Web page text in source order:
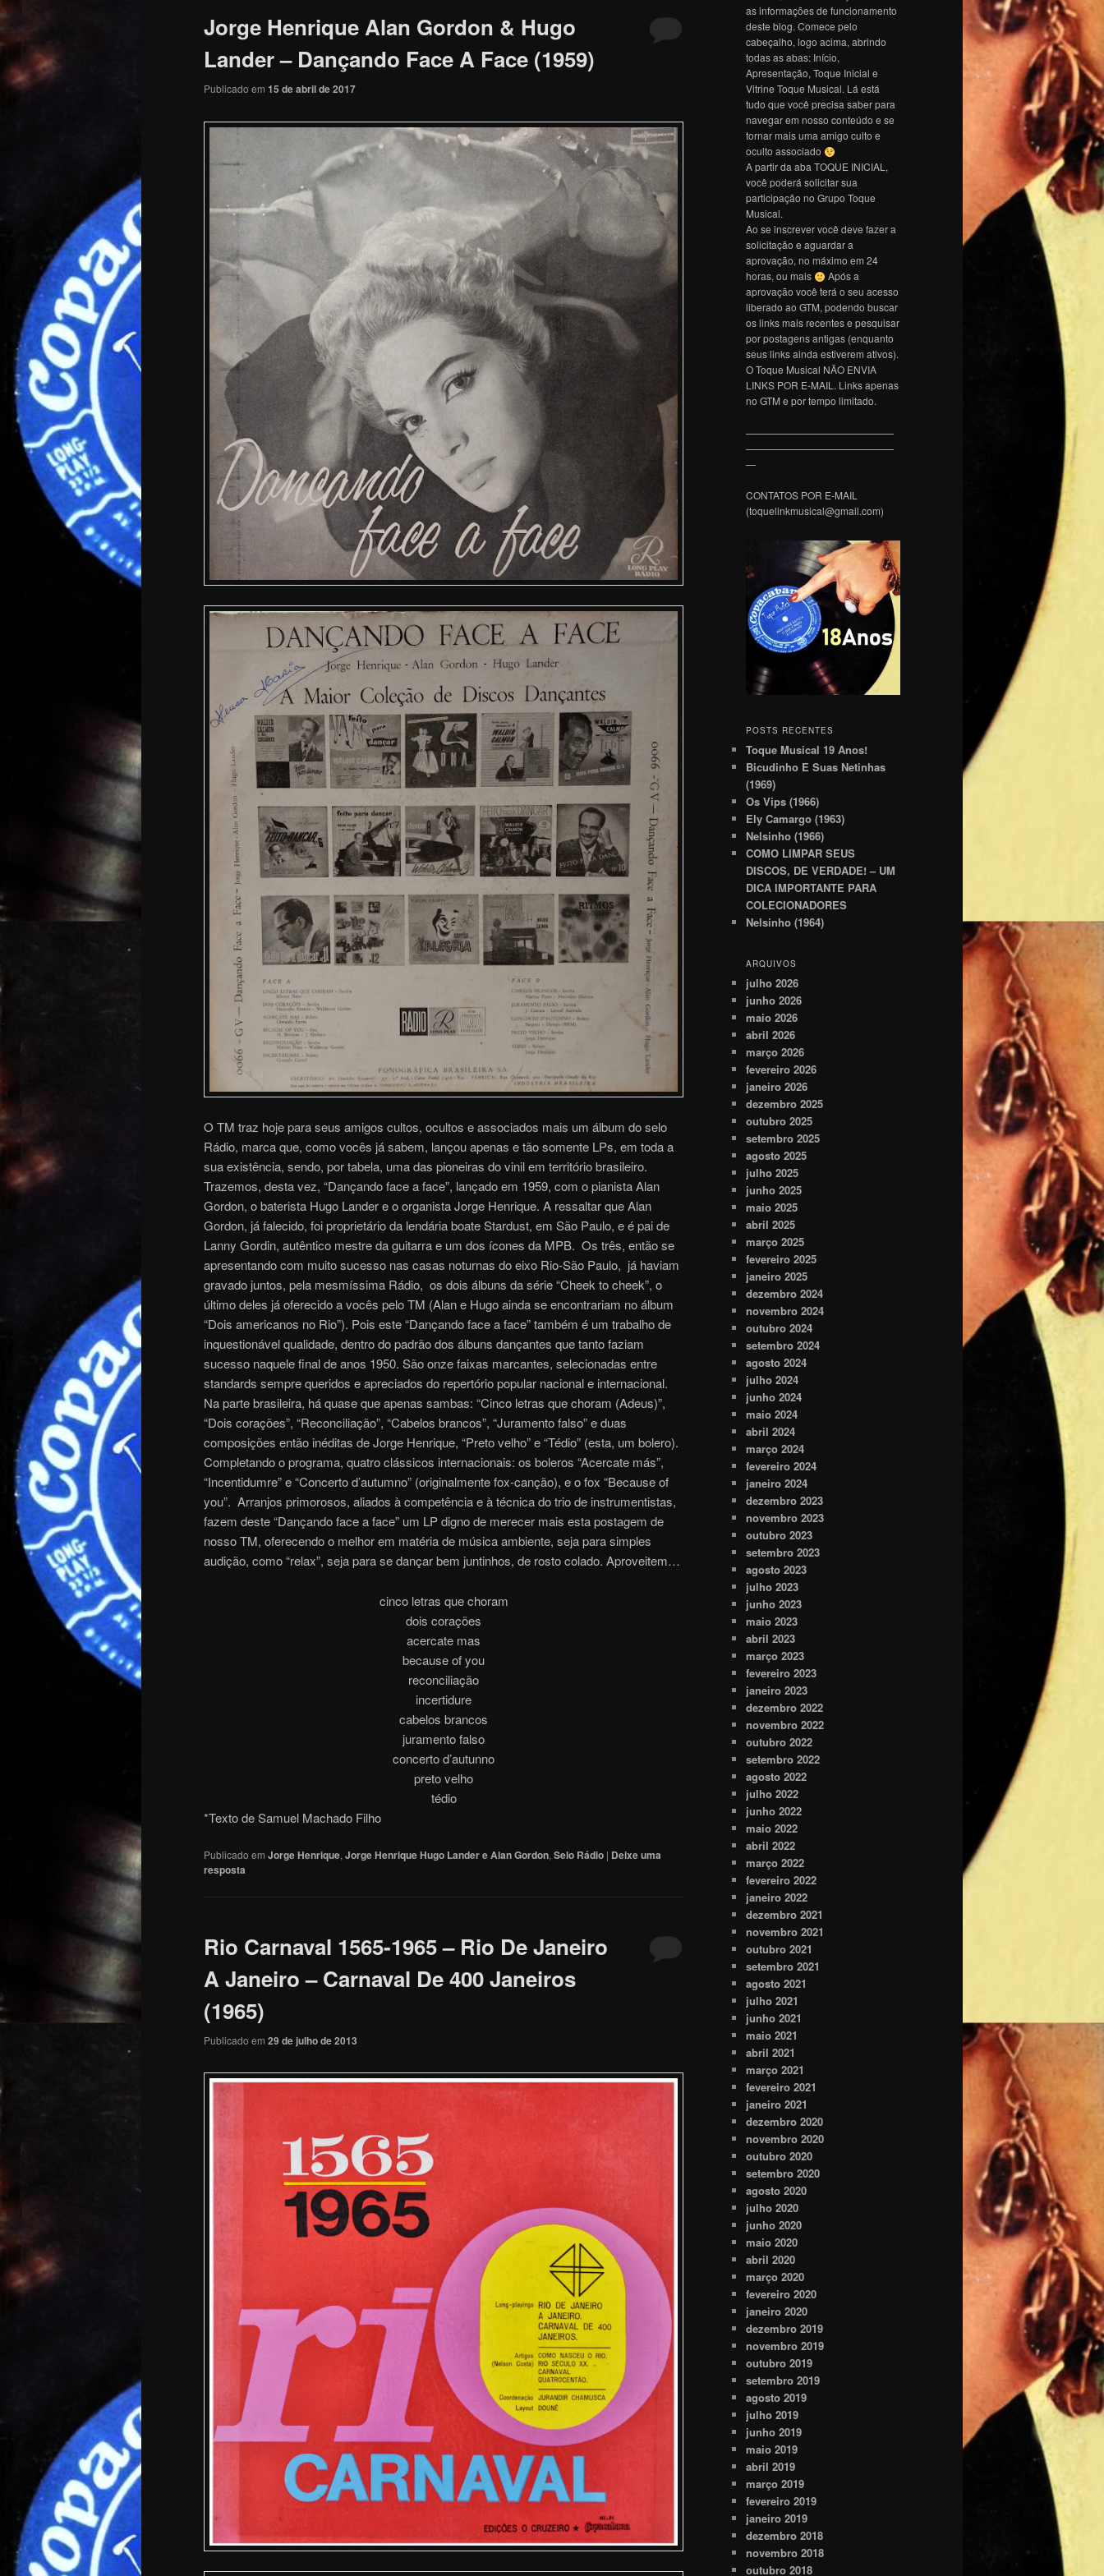
Jorge Henrique Alan Gordon & Hugo
Lander – Dançando Face A Face (1959)
Publicado em 15 de abril de 2017
O TM traz hoje para seus amigos cultos, ocultos e associados mais um álbum do selo
Rádio, marca que, como vocês já sabem, lançou apenas e tão somente LPs, em toda a
sua existência, sendo, por tabela, uma das pioneiras do vinil em território brasileiro.
Trazemos, desta vez, “Dançando face a face”, lançado em 1959, com o pianista Alan
Gordon, o baterista Hugo Lander e o organista Jorge Henrique. A ressaltar que Alan
Gordon, já falecido, foi proprietário da lendária boate Stardust, em São Paulo, e é pai de
Lanny Gordin, autêntico mestre da guitarra e um dos ícones da MPB. Os três, então se
apresentando com muito sucesso nas casas noturnas do eixo Rio-São Paulo, já haviam
gravado juntos, pela mesmíssima Rádio, os dois álbuns da série “Cheek to cheek”, o
último deles já oferecido a vocês pelo TM (Alan e Hugo ainda se encontrariam no álbum
“Dois americanos no Rio”). Pois este “Dançando face a face” também é um trabalho de
inquestionável qualidade, dentro do padrão dos álbuns dançantes que tanto faziam
sucesso naquele final de anos 1950. São onze faixas marcantes, selecionadas entre
standards sempre queridos e apreciados do repertório popular nacional e internacional.
Na parte brasileira, há quase que apenas sambas: “Cinco letras que choram (Adeus)”,
“Dois corações”, “Reconciliação”, “Cabelos brancos”, “Juramento falso” e duas
composições então inéditas de Jorge Henrique, “Preto velho” e “Tédio” (esta, um bolero).
Completando o programa, quatro clássicos internacionais: os boleros “Acercate más”,
“Incentidumre” e “Concerto d’autumno” (originalmente fox-canção), e o fox “Because of
you”. Arranjos primorosos, aliados à competência e à técnica do trio de instrumentistas,
fazem deste “Dançando face a face” um LP digno de merecer mais esta postagem de
nosso TM, oferecendo o melhor em matéria de música ambiente, seja para simples
audição, como “relax”, seja para se dançar bem juntinhos, de rosto colado. Aproveitem…
cinco letras que choram
dois corações
acercate mas
because of you
reconciliação
incertidure
cabelos brancos
juramento falso
concerto d’autunno
preto velho
tédio
*Texto de Samuel Machado Filho
Publicado em Jorge Henrique, Jorge Henrique Hugo Lander e Alan Gordon, Selo Rádio | Deixe uma
resposta
Rio Carnaval 1565-1965 – Rio De Janeiro
A Janeiro – Carnaval De 400 Janeiros
(1965)
Publicado em 29 de julho de 2013
as informações de funcionamento
deste blog. Comece pelo
cabeçalho, logo acima, abrindo
todas as abas: Início,
Apresentação, Toque Inicial e
Vitrine Toque Musical. Lá está
tudo que você precisa saber para
navegar em nosso conteúdo e se
tornar mais uma amigo culto e
oculto associado
A partir da aba TOQUE INICIAL,
você poderá solicitar sua
participação no Grupo Toque
Musical.
Ao se inscrever você deve fazer a
solicitação e aguardar a
aprovação, no máximo em 24
horas, ou mais
Após a
aprovação você terá o seu acesso
liberado ao GTM, podendo buscar
os links mais recentes e pesquisar
por postagens antigas (enquanto
seus links ainda estiverem ativos).
O Toque Musical NÃO ENVIA
LINKS POR E-MAIL. Links apenas
no GTM e por tempo limitado.
———————————————
———————————————
—
CONTATOS POR E-MAIL
(toquelinkmusical@gmail.com)
POSTS RECENTES
Toque Musical 19 Anos!
Bicudinho E Suas Netinhas
(1969)
Os Vips (1966)
Ely Camargo (1963)
Nelsinho (1966)
COMO LIMPAR SEUS
DISCOS, DE VERDADE! – UM
DICA IMPORTANTE PARA
COLECIONADORES
Nelsinho (1964)
ARQUIVOS
julho 2026
junho 2026
maio 2026
abril 2026
março 2026
fevereiro 2026
janeiro 2026
dezembro 2025
outubro 2025
setembro 2025
agosto 2025
julho 2025
junho 2025
maio 2025
abril 2025
março 2025
fevereiro 2025
janeiro 2025
dezembro 2024
novembro 2024
outubro 2024
setembro 2024
agosto 2024
julho 2024
junho 2024
maio 2024
abril 2024
março 2024
fevereiro 2024
janeiro 2024
dezembro 2023
novembro 2023
outubro 2023
setembro 2023
agosto 2023
julho 2023
junho 2023
maio 2023
abril 2023
março 2023
fevereiro 2023
janeiro 2023
dezembro 2022
novembro 2022
outubro 2022
setembro 2022
agosto 2022
julho 2022
junho 2022
maio 2022
abril 2022
março 2022
fevereiro 2022
janeiro 2022
dezembro 2021
novembro 2021
outubro 2021
setembro 2021
agosto 2021
julho 2021
junho 2021
maio 2021
abril 2021
março 2021
fevereiro 2021
janeiro 2021
dezembro 2020
novembro 2020
outubro 2020
setembro 2020
agosto 2020
julho 2020
junho 2020
maio 2020
abril 2020
março 2020
fevereiro 2020
janeiro 2020
dezembro 2019
novembro 2019
outubro 2019
setembro 2019
agosto 2019
julho 2019
junho 2019
maio 2019
abril 2019
março 2019
fevereiro 2019
janeiro 2019
dezembro 2018
novembro 2018
outubro 2018